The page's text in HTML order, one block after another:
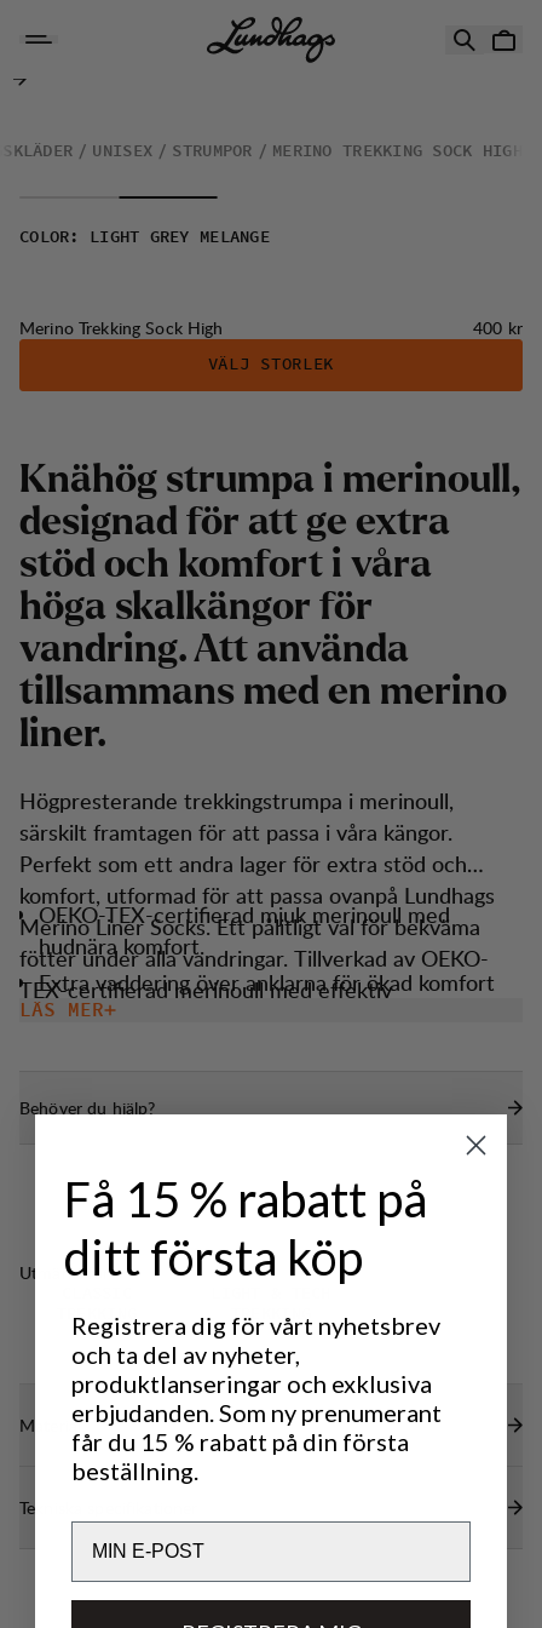
Merino Trekking Sock High
UNISEX STRUMPOR MERINO TREKKING SOCK HIGH
COLOR : LIGHT GREY MELANGE
Merino Trekking Sock High Pris:
400 kr
VÄLJ STORLEK
Knähög strumpa i merinoull,
designad för att ge extra
stöd och komfort i våra
höga skalkängor för
vandring. Att använda
tillsammans med en merino
liner.
Högpresterande trekkingstrumpa i merinoull,
särskilt framtagen för att passa i våra kängor.
Perfekt som ett andra lager för extra stöd och
komfort, utformad för att passa ovanpå Lundhags
Merino Liner Socks. Ett pålitligt val för bekväma
fötter under alla vandringar. Tillverkad av OEKO-
TEX-certifierad merinoull med effektiv
fukttransport som håller fötterna torra. Strumpan
undersidan, ankeln och tårna för förbättrad
hållbarhet. Höjden är anpassad för våra kängor med
mellanhögt skaft men fungerar även utmärkt för
våra kängor med semi-högt skaft. Tillverkade i
Sverige.
OEKO-TEX-certifierad mjuk merinoull med
hudnära komfort.
Extra vaddering över anklarna för ökad komfort
och stöd.
Transporterar effektivt fukt och bibehåller ett bra
Denna socka är speciellt framtagen för att passa
Lundhags höga kängor.
Producerad i Sverige.
LÄS MER
Behöver du hjälp?
Utmärkt för
TREKKING
TREKKING
Material
Tekniska specifikationer
Få 15 % rabatt på
ditt första köp
Registrera dig för vårt nyhetsbrev
och ta del av nyheter,
produktlanseringar och exklusiva
erbjudanden. Som ny prenumerant
får du 15 % rabatt på din första
beställning.